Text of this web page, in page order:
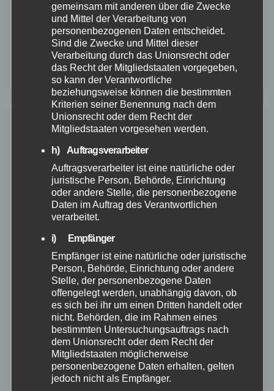
Rund um das Deichstadtfest in Neuwied musste die
Polizei am Wochenende mehrfach einschreiten.
Neben einem alkoholisierten Fahrradfahrer
beschäftigten die Einsatzkräfte unter anderem eine
Auseinandersetzung mit Platzverweis sowie zwei
Straftaten, zu…
FEUERWEHR NEUWIED POLIZEI RETTUNGSDIENST
Giftschlange in Linz am Rhein entdeckt:
Behörden warnen Bevölkerung
10. JULI 2026
gemeinsam mit anderen über die Zwecke
und Mittel der Verarbeitung von
personenbezogenen Daten entscheidet.
Sind die Zwecke und Mittel dieser
Verarbeitung durch das Unionsrecht oder
das Recht der Mitgliedstaaten vorgegeben,
so kann der Verantwortliche
beziehungsweise können die bestimmten
Kriterien seiner Benennung nach dem
Unionsrecht oder dem Recht der
Mitgliedstaaten vorgesehen werden.
h) Auftragsverarbeiter
Auftragsverarbeiter ist eine natürliche oder
juristische Person, Behörde, Einrichtung
oder andere Stelle, die personenbezogene
Daten im Auftrag des Verantwortlichen
verarbeitet.
i) Empfänger
Empfänger ist eine natürliche oder juristische
Person, Behörde, Einrichtung oder andere
Stelle, der personenbezogene Daten
offengelegt werden, unabhängig davon, ob
es sich bei ihr um einen Dritten handelt oder
nicht. Behörden, die im Rahmen eines
bestimmten Untersuchungsauftrags nach
dem Unionsrecht oder dem Recht der
Mitgliedstaaten möglicherweise
personenbezogene Daten erhalten, gelten
jedoch nicht als Empfänger.